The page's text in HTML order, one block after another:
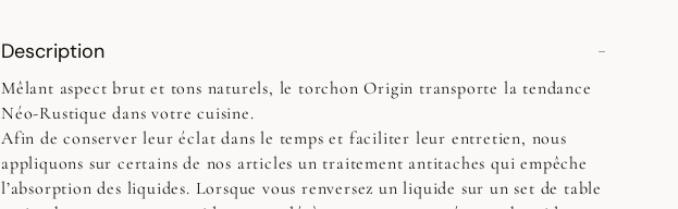
Description
Mêlant aspect brut et tons naturels, le torchon Origin transporte la tendance
Néo-Rustique dans votre cuisine.
Afin de conserver leur éclat dans le temps et faciliter leur entretien, nous
appliquons sur certains de nos articles un traitement antitaches qui empêche
l’absorption des liquides. Lorsque vous renversez un liquide sur un set de table